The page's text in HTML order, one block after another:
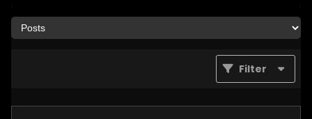
Filter